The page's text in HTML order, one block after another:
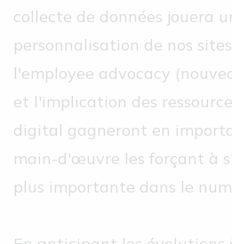
collecte de données jouera
personnalisation de nos
l'employee advocacy
et l'implication des
digital gagneront en
main-d'œuvre les forçant à
plus importante dans le